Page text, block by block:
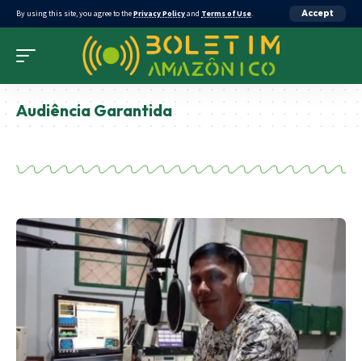
By using this site, you agree to thePrivacy Policyand Terms of Use. Accept
Audiência Garantida